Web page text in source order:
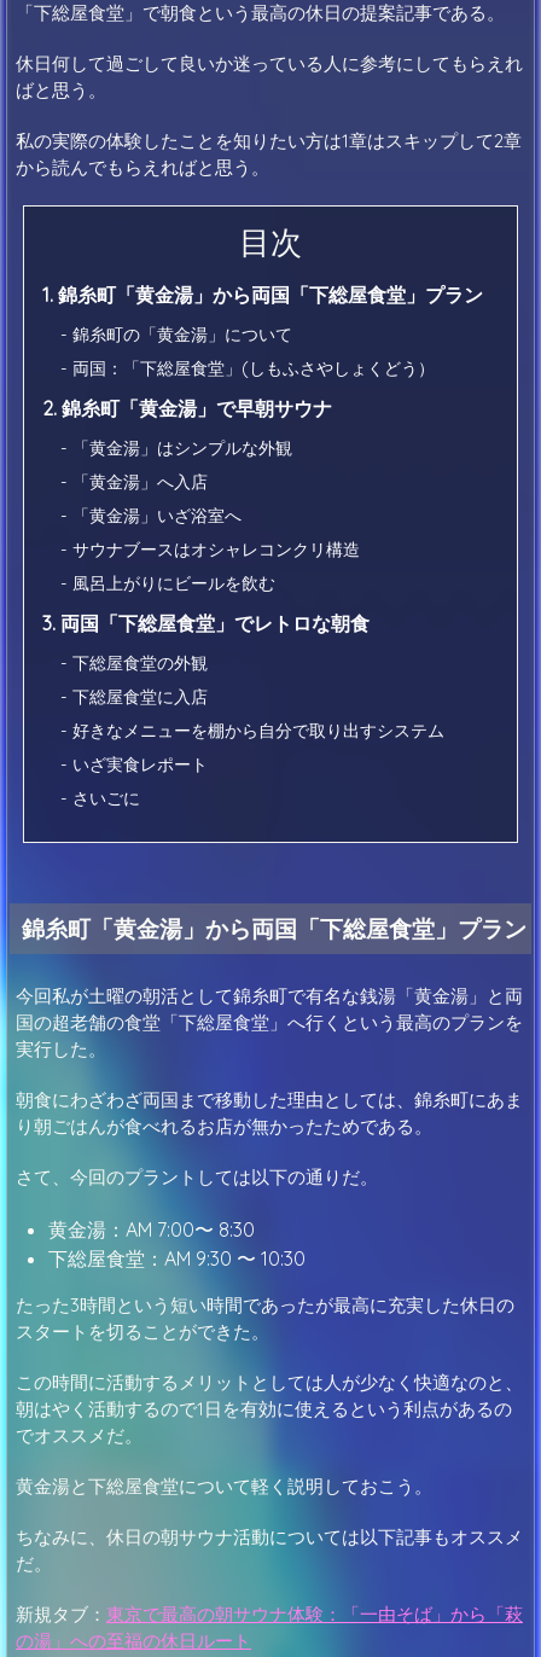
「下総屋食堂」で朝食という最高の休日の提案記事である。
休日何して過ごして良いか迷っている人に参考にしてもらえれ
ばと思う。
私の実際の体験したことを知りたい方は1章はスキップして2章
から読んでもらえればと思う。
目次
1. 錦糸町「黄金湯」から両国「下総屋食堂」プラン
- 錦糸町の「黄金湯」について
- 両国：「下総屋食堂」(しもふさやしょくどう）
2. 錦糸町「黄金湯」で早朝サウナ
- 「黄金湯」はシンプルな外観
- 「黄金湯」へ入店
- 「黄金湯」いざ浴室へ
- サウナブースはオシャレコンクリ構造
- 風呂上がりにビールを飲む
3. 両国「下総屋食堂」でレトロな朝食
- 下総屋食堂の外観
- 下総屋食堂に入店
- 好きなメニューを棚から自分で取り出すシステム
- いざ実食レポート
- さいごに
錦糸町「黄金湯」から両国「下総屋食堂」プラン
今回私が土曜の朝活として錦糸町で有名な銭湯「黄金湯」と両
国の超老舗の食堂「下総屋食堂」へ行くという最高のプランを
実行した。
朝食にわざわざ両国まで移動した理由としては、錦糸町にあま
り朝ごはんが食べれるお店が無かったためである。
さて、今回のプラントしては以下の通りだ。
黄金湯：AM 7:00〜 8:30
下総屋食堂：AM 9:30 〜 10:30
たった3時間という短い時間であったが最高に充実した休日の
スタートを切ることができた。
この時間に活動するメリットとしては人が少なく快適なのと、
朝はやく活動するので1日を有効に使えるという利点があるの
でオススメだ。
黄金湯と下総屋食堂について軽く説明しておこう。
ちなみに、休日の朝サウナ活動については以下記事もオススメ
だ。
新規タブ： 東京で最高の朝サウナ体験：「一由そば」から「萩
の湯」への至福の休日ルート